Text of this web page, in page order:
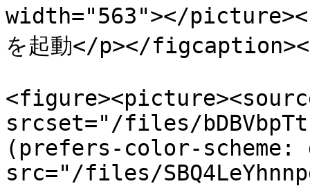
width="563"></
を起動</p></
srcset="/files/
(prefers-color-scheme:
src="/files/